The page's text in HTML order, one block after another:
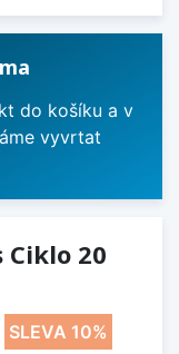
do košíku a v
vyvrtat
Ciklo 20
SLEVA 10%